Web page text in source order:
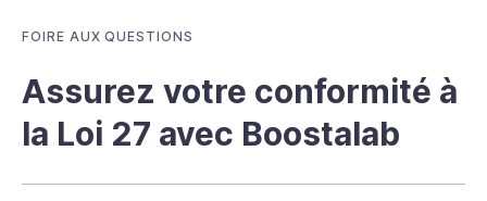
FOIRE AUX QUESTIONS
Assurez votre conformité à
la Loi 27 avec Boostalab